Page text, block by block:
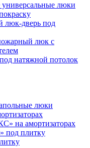
люки
дверь под
люк с
натяжной потолок
люки
на амортизаторах
плитку